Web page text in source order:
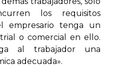
los requisitos
empresario tenga un
o comercial en ello.
al trabajador una
adecuada».